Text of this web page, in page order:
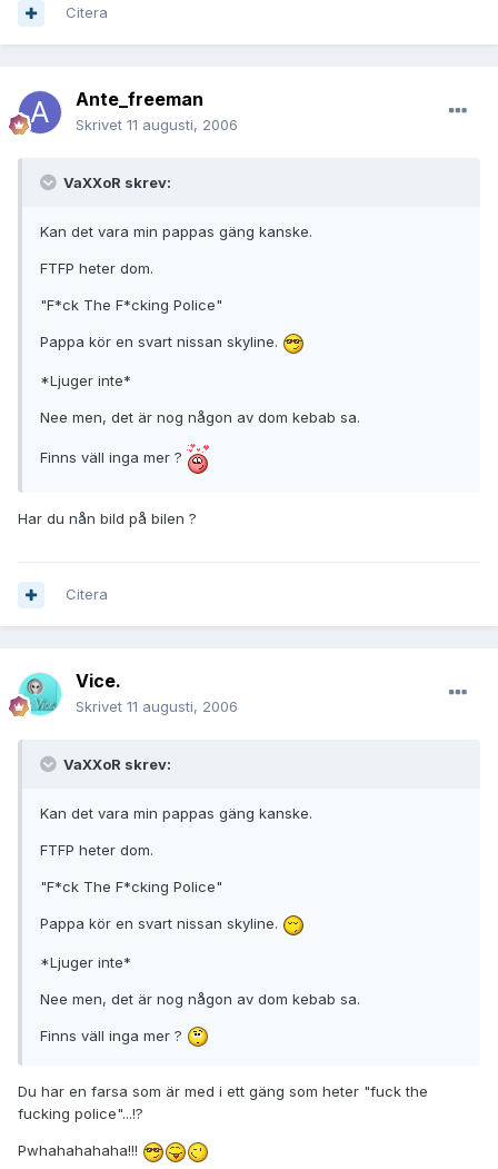
Citera
Ante_freeman
Skrivet 11 augusti, 2006
VaXXoR skrev:
Kan det vara min pappas gäng kanske.
FTFP heter dom.
"F*ck The F*cking Police"
Pappa kör en svart nissan skyline.
*Ljuger inte*
Nee men, det är nog någon av dom kebab sa.
Finns väll inga mer ?
Har du nån bild på bilen ?
Citera
Vice.
Skrivet 11 augusti, 2006
VaXXoR skrev:
Kan det vara min pappas gäng kanske.
FTFP heter dom.
"F*ck The F*cking Police"
Pappa kör en svart nissan skyline.
*Ljuger inte*
Nee men, det är nog någon av dom kebab sa.
Finns väll inga mer ?
Du har en farsa som är med i ett gäng som heter "fuck the
fucking police"...!?
Pwhahahahaha!!!